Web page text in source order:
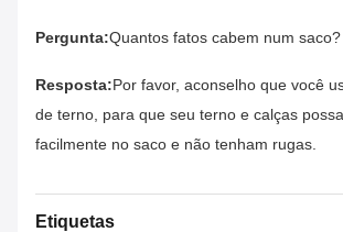
Pergunta:Quantos fatos cabem num saco?
Resposta:Por favor, aconselho que você
de terno, para que seu terno e calças
facilmente no saco e não tenham rugas.
Etiquetas